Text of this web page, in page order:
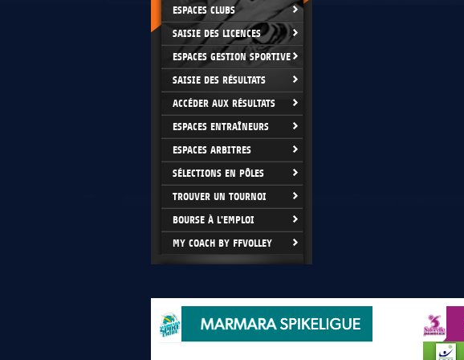
ESPACES CLUBS
SAISIE DES LICENCES
ESPACES GESTION SPORTIVE
SAISIE DES RÉSULTATS
ACCÉDER AUX RÉSULTATS
ESPACES ENTRAÎNEURS
ESPACES ARBITRES
SÉLECTIONS EN PÔLES
TROUVER UN TOURNOI
BOURSE À L'EMPLOI
MY COACH BY FFVOLLEY